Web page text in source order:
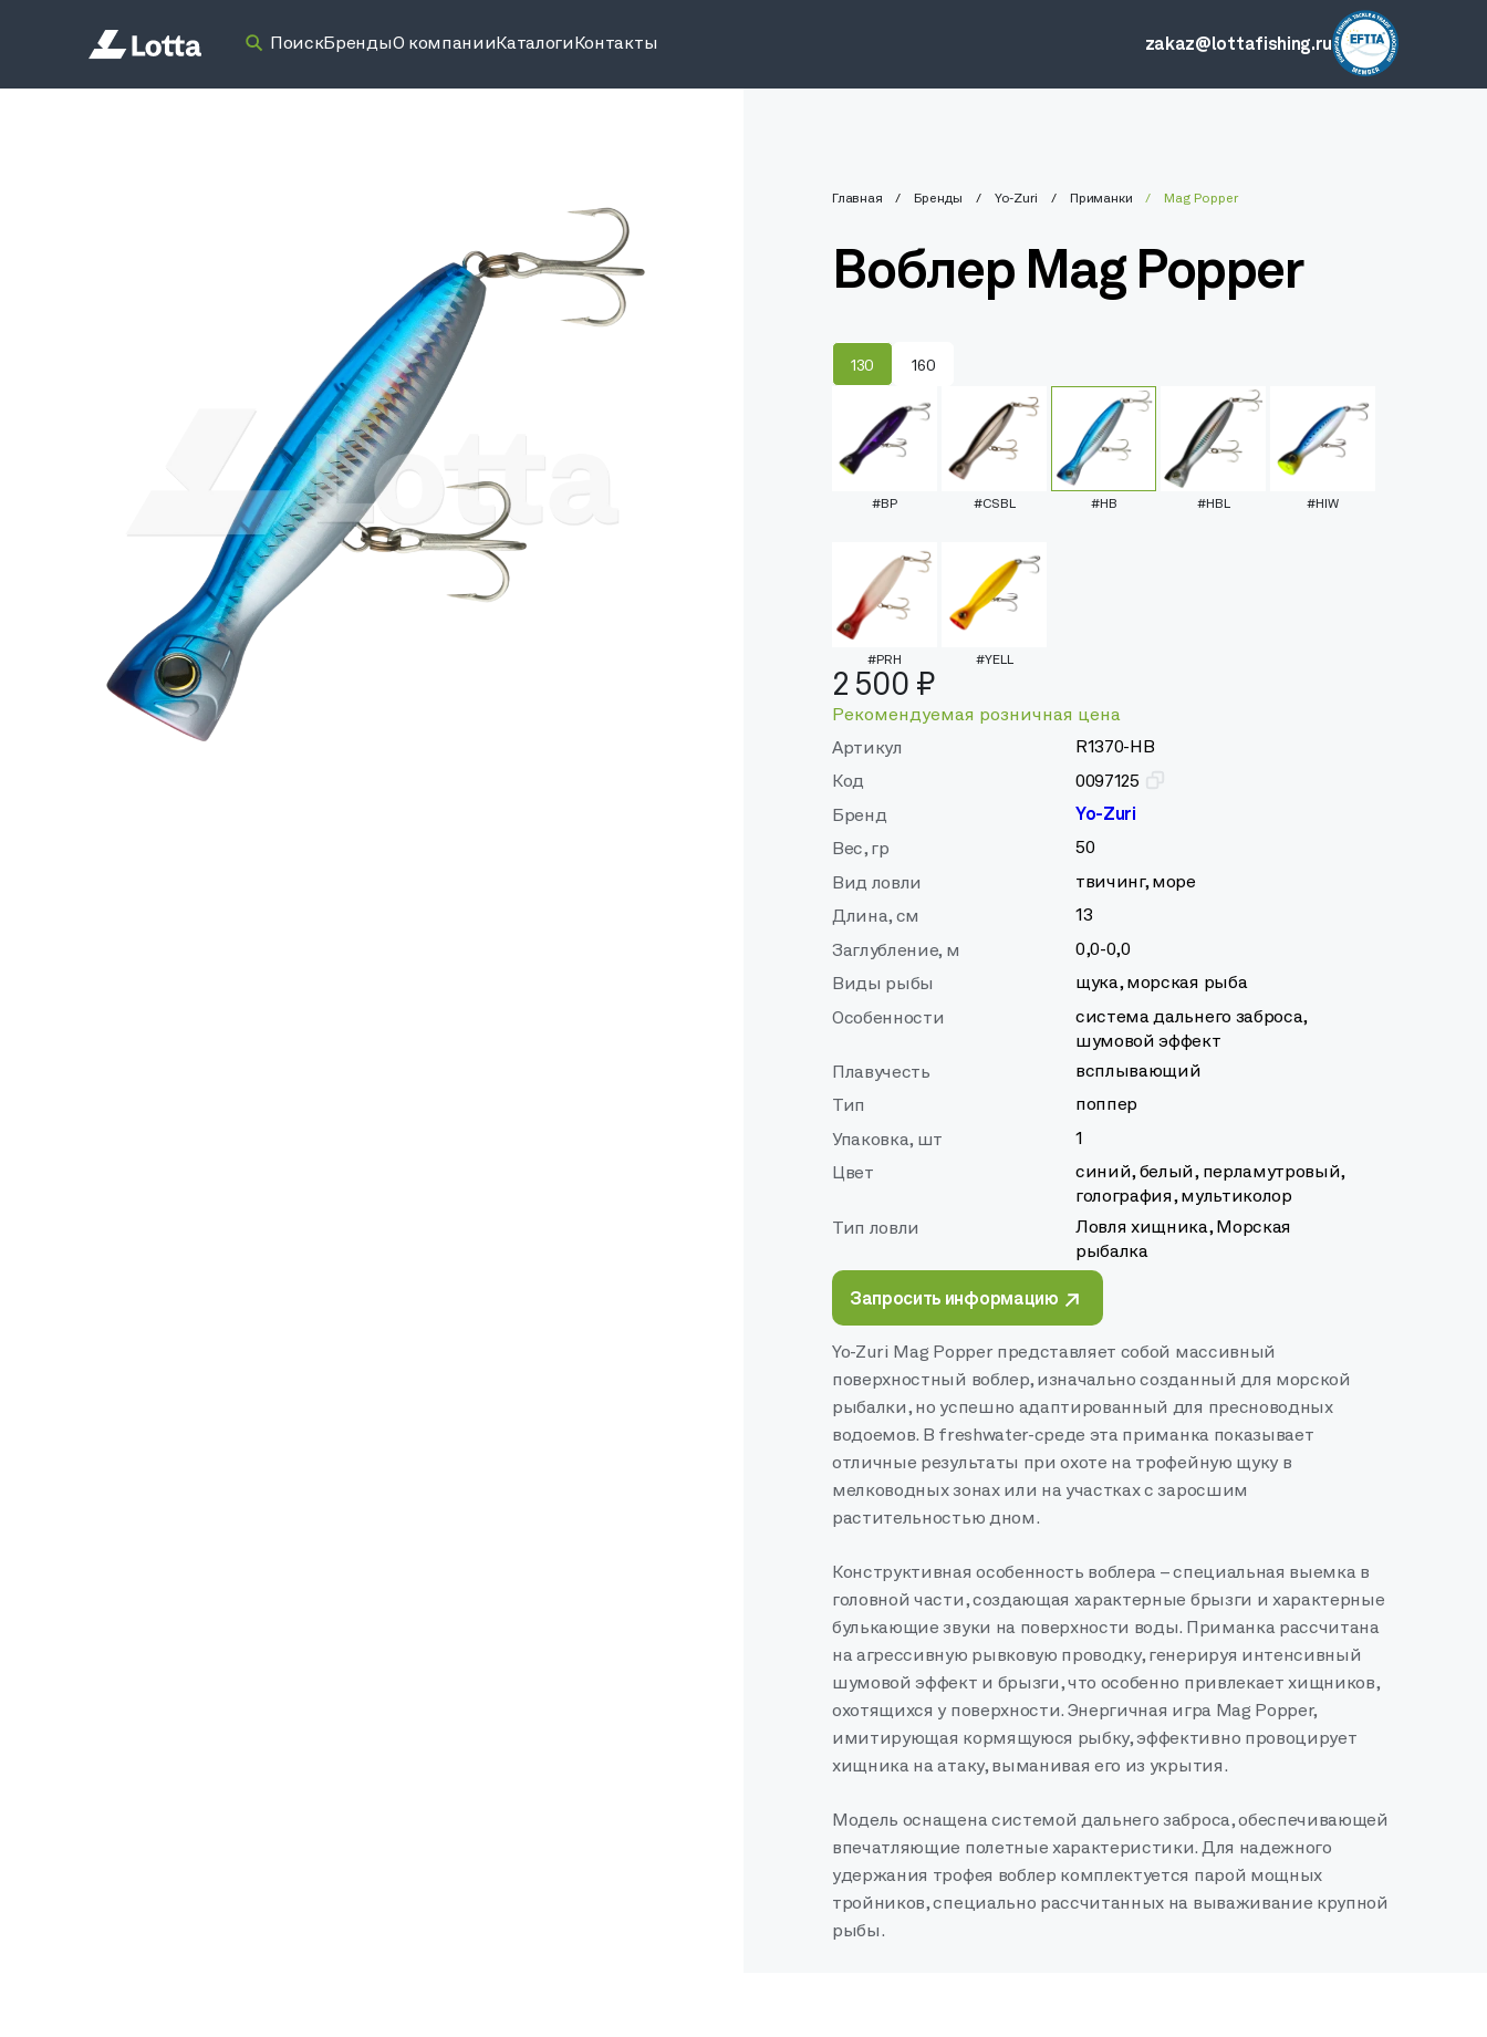
ПоискБрендыО компании Каталоги Контакты zakaz@lottafishing.ru
Главная Бренды Yo-Zuri Приманки Mag Popper
Воблер Mag Popper
130 160
#BP #CSBL #HB #HBL #HIW
#PRH #YELL
2 500 ₽
Рекомендуемая розничная цена
Артикул
R1370-HB
Код
0097125
Бренд
Yo-Zuri
Вес, гр
50
Вид ловли
твичинг, море
Длина, см
13
Заглубление, м
0,0-0,0
Виды рыбы
щука, морская рыба
Особенности
система дальнего заброса,
шумовой эффект
Плавучесть
всплывающий
Тип
поппер
Упаковка, шт
1
Цвет
синий, белый, перламутровый,
голография, мультиколор
Тип ловли
Ловля хищника, Морская
рыбалка
Запросить информацию
Yo-Zuri Mag Popper представляет собой массивный
поверхностный воблер, изначально созданный для морской
рыбалки, но успешно адаптированный для пресноводных
водоемов. В freshwater-среде эта приманка показывает
отличные результаты при охоте на трофейную щуку в
мелководных зонах или на участках с заросшим
растительностью дном.
Конструктивная особенность воблера – специальная выемка в
головной части, создающая характерные брызги и характерные
булькающие звуки на поверхности воды. Приманка рассчитана
на агрессивную рывковую проводку, генерируя интенсивный
шумовой эффект и брызги, что особенно привлекает хищников,
охотящихся у поверхности. Энергичная игра Mag Popper,
имитирующая кормящуюся рыбку, эффективно провоцирует
хищника на атаку, выманивая его из укрытия.
Модель оснащена системой дальнего заброса, обеспечивающей
впечатляющие полетные характеристики. Для надежного
удержания трофея воблер комплектуется парой мощных
тройников, специально рассчитанных на вываживание крупной
рыбы.